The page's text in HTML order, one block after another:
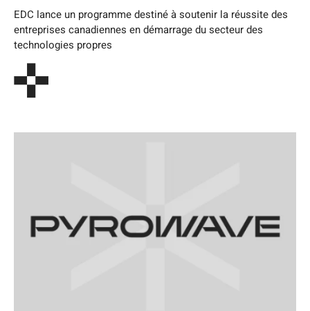
EDC lance un programme destiné à soutenir la réussite des
entreprises canadiennes en démarrage du secteur des
technologies propres